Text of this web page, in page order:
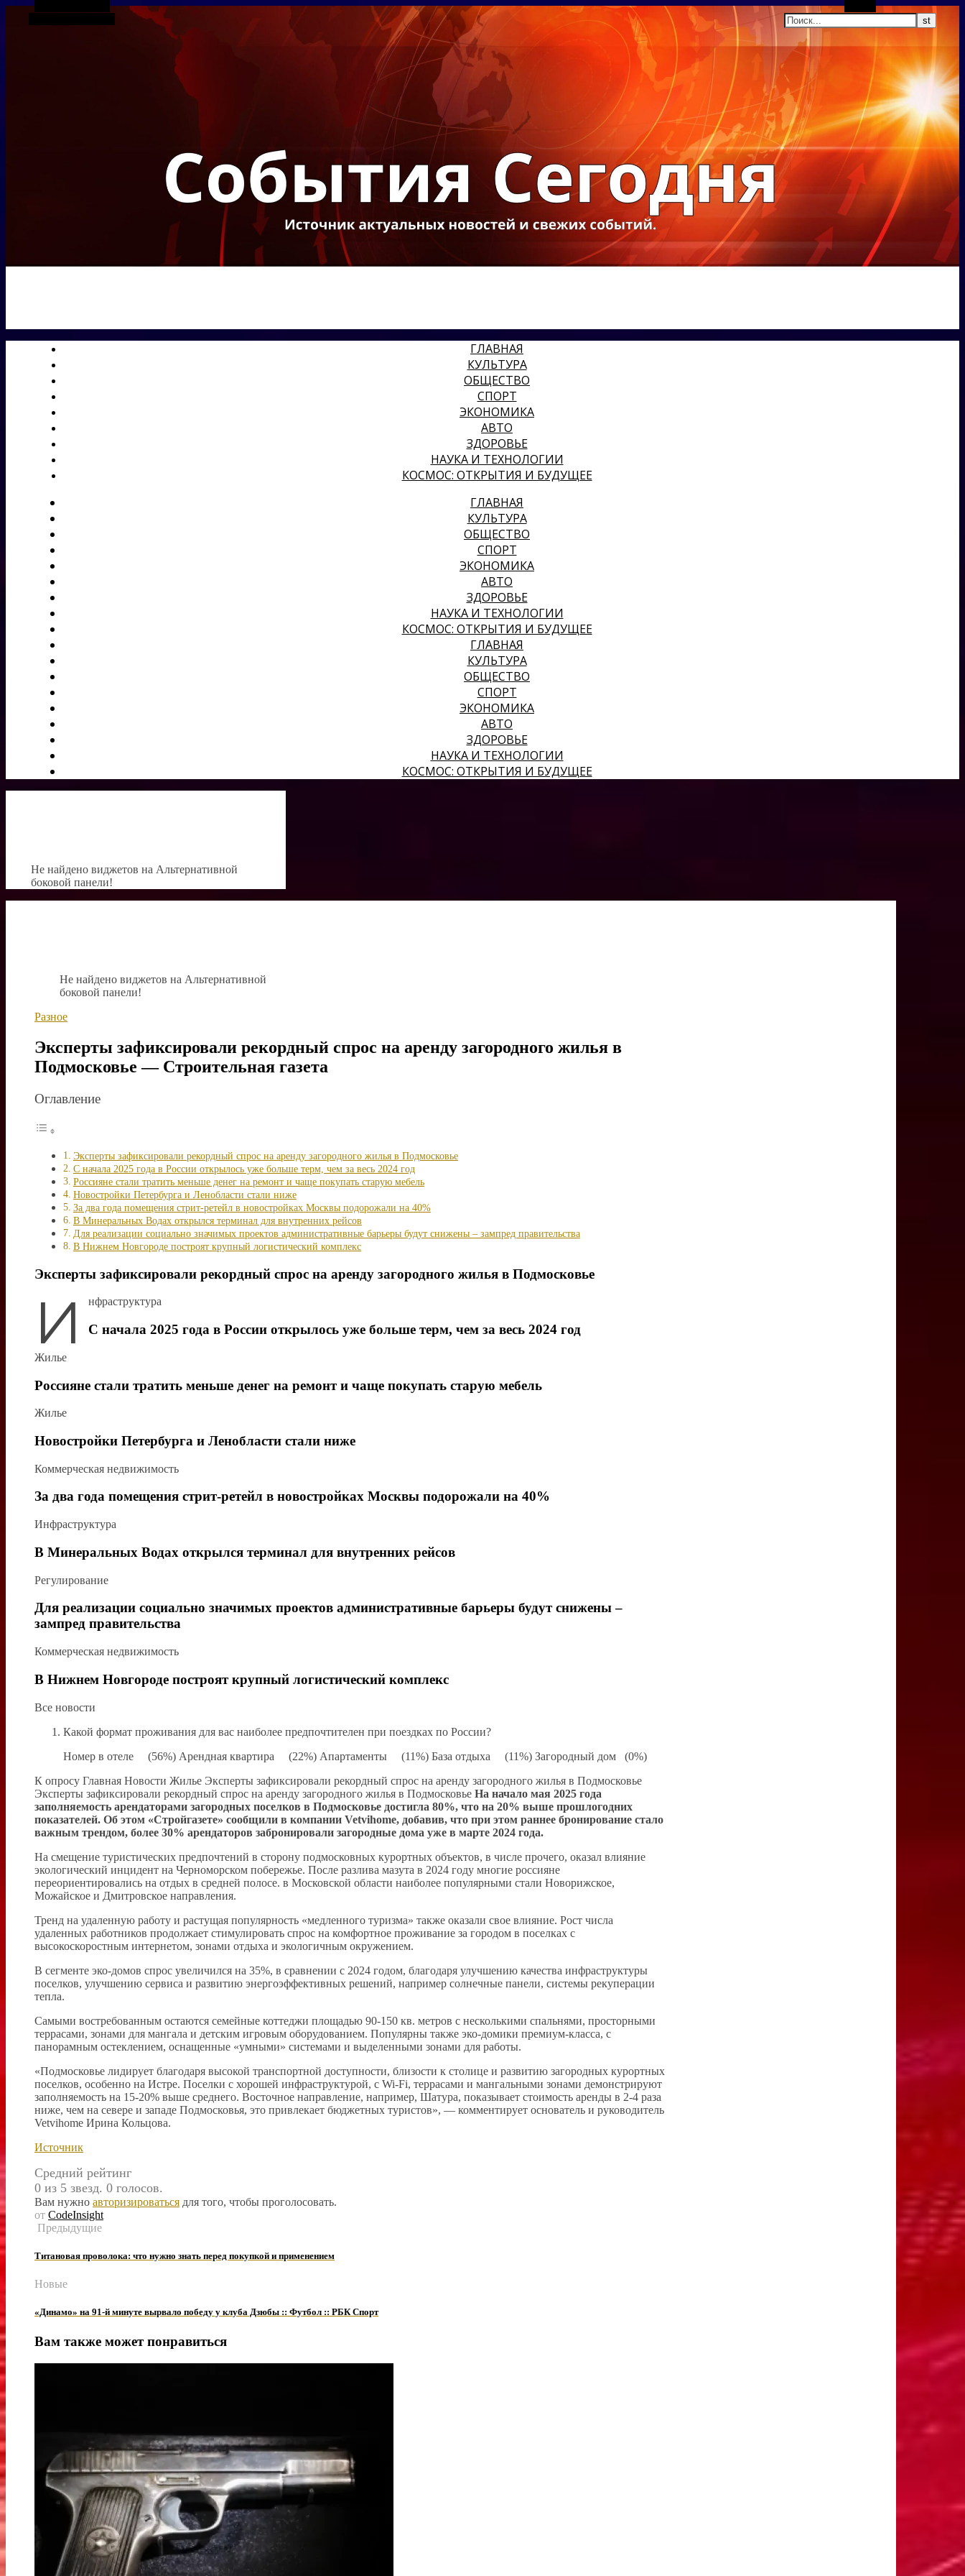
Боковая панель
ГЛАВНАЯ
КУЛЬТУРА
ОБЩЕСТВО
СПОРТ
ЭКОНОМИКА
АВТО
ЗДОРОВЬЕ
НАУКА И ТЕХНОЛОГИИ
КОСМОС: ОТКРЫТИЯ И БУДУЩЕЕ
ГЛАВНАЯ
КУЛЬТУРА
ОБЩЕСТВО
СПОРТ
ЭКОНОМИКА
АВТО
ЗДОРОВЬЕ
НАУКА И ТЕХНОЛОГИИ
КОСМОС: ОТКРЫТИЯ И БУДУЩЕЕ
ГЛАВНАЯ
КУЛЬТУРА
ОБЩЕСТВО
СПОРТ
ЭКОНОМИКА
АВТО
ЗДОРОВЬЕ
НАУКА И ТЕХНОЛОГИИ
КОСМОС: ОТКРЫТИЯ И БУДУЩЕЕ
Не найдено виджетов на Альтернативной
боковой панели!
Не найдено виджетов на Альтернативной
боковой панели!
Разное
Эксперты зафиксировали рекордный спрос на аренду загородного жилья в
Подмосковье — Строительная газета
Оглавление
Эксперты зафиксировали рекордный спрос на аренду загородного жилья в Подмосковье
С начала 2025 года в России открылось уже больше терм, чем за весь 2024 год
Россияне стали тратить меньше денег на ремонт и чаще покупать старую мебель
Новостройки Петербурга и Ленобласти стали ниже
За два года помещения стрит-ретейл в новостройках Москвы подорожали на 40%
В Минеральных Водах открылся терминал для внутренних рейсов
Для реализации социально значимых проектов административные барьеры будут снижены – зампред правительства
В Нижнем Новгороде построят крупный логистический комплекс
Эксперты зафиксировали рекордный спрос на аренду загородного жилья в Подмосковье
И нфраструктура
С начала 2025 года в России открылось уже больше терм, чем за весь 2024 год
Жилье
Россияне стали тратить меньше денег на ремонт и чаще покупать старую мебель
Жилье
Новостройки Петербурга и Ленобласти стали ниже
Коммерческая недвижимость
За два года помещения стрит-ретейл в новостройках Москвы подорожали на 40%
Инфраструктура
В Минеральных Водах открылся терминал для внутренних рейсов
Регулирование
Для реализации социально значимых проектов административные барьеры будут снижены –
зампред правительства
Коммерческая недвижимость
В Нижнем Новгороде построят крупный логистический комплекс
Все новости
Какой формат проживания для вас наиболее предпочтителен при поездках по России?
Номер в отеле (56%) Арендная квартира (22%) Апартаменты (11%) База отдыха (11%) Загородный дом (0%)
К опросу Главная Новости Жилье Эксперты зафиксировали рекордный спрос на аренду загородного жилья в Подмосковье
Эксперты зафиксировали рекордный спрос на аренду загородного жилья в Подмосковье На начало мая 2025 года
заполняемость арендаторами загородных поселков в Подмосковье достигла 80%, что на 20% выше прошлогодних
показателей. Об этом «Стройгазете» сообщили в компании Vetvihome, добавив, что при этом раннее бронирование стало
важным трендом, более 30% арендаторов забронировали загородные дома уже в марте 2024 года.
На смещение туристических предпочтений в сторону подмосковных курортных объектов, в числе прочего, оказал влияние
экологический инцидент на Черноморском побережье. После разлива мазута в 2024 году многие россияне
переориентировались на отдых в средней полосе. в Московской области наиболее популярными стали Новорижское,
Можайское и Дмитровское направления.
Тренд на удаленную работу и растущая популярность «медленного туризма» также оказали свое влияние. Рост числа
удаленных работников продолжает стимулировать спрос на комфортное проживание за городом в поселках с
высокоскоростным интернетом, зонами отдыха и экологичным окружением.
В сегменте эко-домов спрос увеличился на 35%, в сравнении с 2024 годом, благодаря улучшению качества инфраструктуры
поселков, улучшению сервиса и развитию энергоэффективных решений, например солнечные панели, системы рекуперации
тепла.
Самыми востребованным остаются семейные коттеджи площадью 90-150 кв. метров с несколькими спальнями, просторными
террасами, зонами для мангала и детским игровым оборудованием. Популярны также эко-домики премиум-класса, с
панорамным остеклением, оснащенные «умными» системами и выделенными зонами для работы.
«Подмосковье лидирует благодаря высокой транспортной доступности, близости к столице и развитию загородных курортных
поселков, особенно на Истре. Поселки с хорошей инфраструктурой, с Wi-Fi, террасами и мангальными зонами демонстрируют
заполняемость на 15-20% выше среднего. Восточное направление, например, Шатура, показывает стоимость аренды в 2-4 раза
ниже, чем на севере и западе Подмосковья, это привлекает бюджетных туристов», — комментирует основатель и руководитель
Vetvihome Ирина Кольцова.
Источник
Средний рейтинг
0 из 5 звезд. 0 голосов.
Вам нужно авторизироваться для того, чтобы проголосовать.
от CodeInsight
Предыдущие
Титановая проволока: что нужно знать перед покупкой и применением
Новые
«Динамо» на 91-й минуте вырвало победу у клуба Дзюбы :: Футбол :: РБК Спорт
Вам также может понравиться